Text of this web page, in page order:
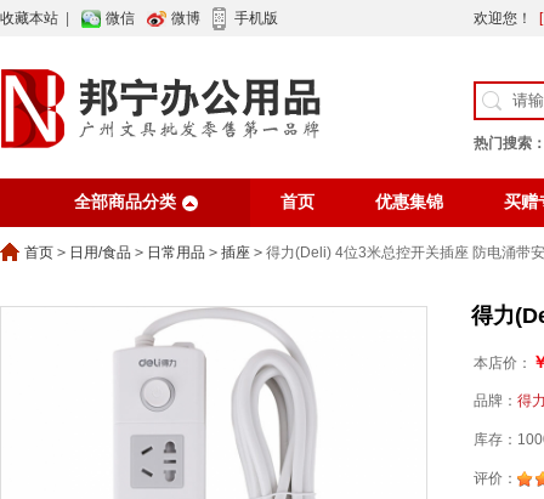
收藏本站 微信 微博 手机版 欢迎您！
热门搜索
全部商品分类 首页 优惠集锦 买赠
行业资讯 网站公告
首页 > 日用/食品 > 日常用品 > 插座 > 得力(Deli) 4位3米总控开关插座 防电涌带
得力
本店价：
品牌： 得
库存：
评价：